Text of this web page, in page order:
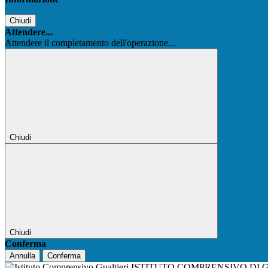
Chiudi
Attendere...
Attendere il completamento dell'operazione...
Chiudi
Chiudi
Conferma
Annulla Conferma